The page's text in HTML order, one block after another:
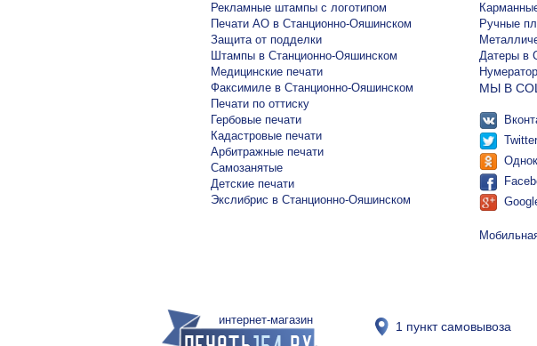
Рекламные штампы с логотипом
Печати АО в Станционно-Ояшинском
Защита от подделки
Штампы в Станционно-Ояшинском
Медицинские печати
Факсимиле в Станционно-Ояшинском
Печати по оттиску
Гербовые печати
Кадастровые печати
Арбитражные печати
Самозанятые
Детские печати
Экслибрис в Станционно-Ояшинском
Ручные
Датеры в
МЫ В
Twitter
интернет-магазин 1 пункт самовывоза